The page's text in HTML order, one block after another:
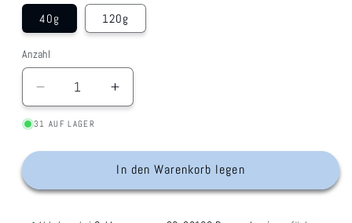
40g 120g
Anzahl
Verringere
die
Menge
Kartoffelchips
&quot;Paprika&quot;
Erhöhe
die
Kartoffelchips
&quot;Paprika&quot;
31 AUF LAGER
In den Warenkorb legen